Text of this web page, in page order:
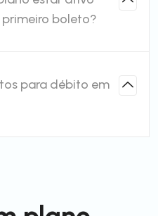
boleto?
para débito em